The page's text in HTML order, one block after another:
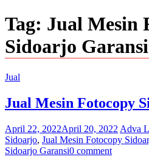
Tag: Jual Mesin
Sidoarjo Garansi
Jual
Jual Mesin Fotocopy
April 22, 2022April 20, 2022 Adva
Sidoarjo, Jual Mesin Fotocopy
Sidoarjo Garansi0 comment